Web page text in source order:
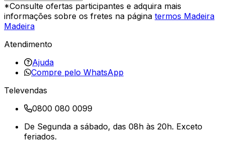
*Consulte ofertas participantes e adquira mais
informações sobre os fretes na página termos Madeira
Madeira
Atendimento
Ajuda
Compre pelo WhatsApp
Televendas
0800 080 0099
De Segunda a sábado, das 08h às 20h. Exceto
feriados.